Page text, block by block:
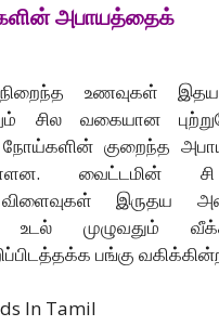
அபாயத்தைக்
உணவுகள்
சில வகையான
குறைந்த
வைட்டமின்
இருதய
உடல் முழுவதும்
பங்கு